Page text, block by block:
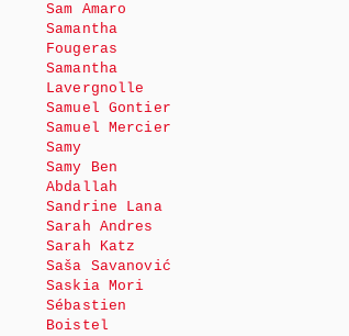
Sam Amaro
Samantha
Fougeras
Samantha
Lavergnolle
Samuel Gontier
Samuel Mercier
Samy
Samy Ben
Abdallah
Sandrine Lana
Sarah Andres
Sarah Katz
Saša Savanović
Saskia Mori
Sébastien
Boistel